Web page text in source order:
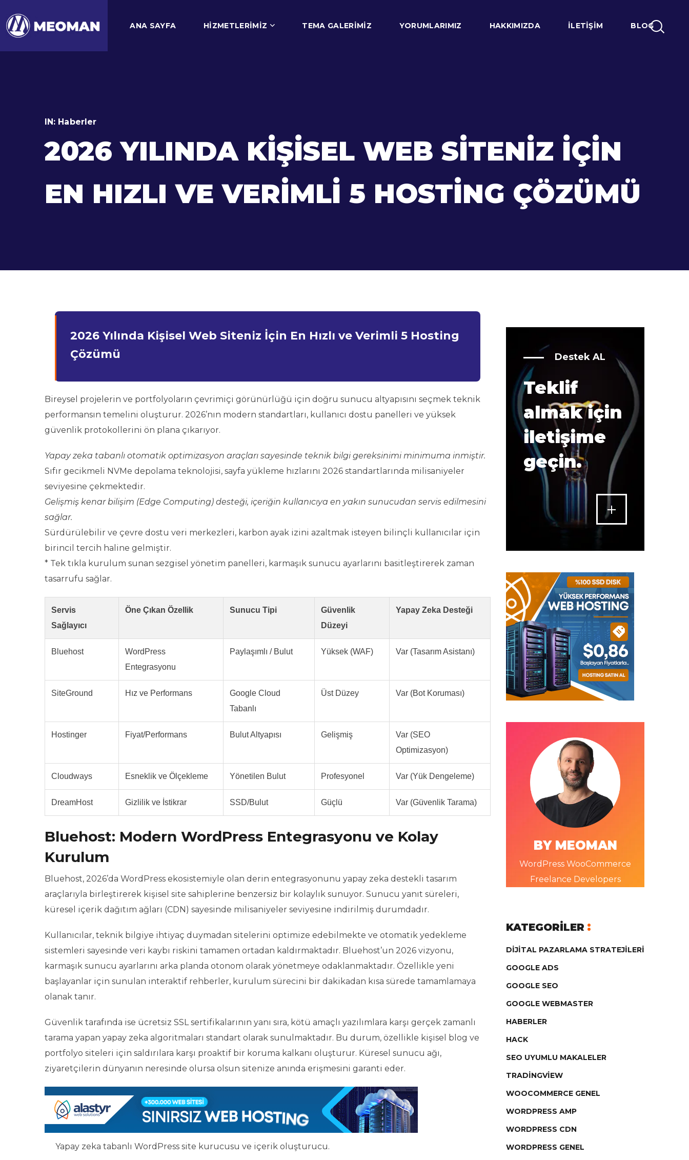
ANA SAYFA HIZMETLERIMIZ TEMA GALERIMIZ YORUMLARIMIZ HAKKIMIZDA İLETIŞIM BLOG
IN: Haberler
2026 YILINDA KIŞISEL WEB SITENIZ İÇIN
EN HIZLI VE VERIMLI 5 HOSTING ÇÖZÜMÜ
2026 Yılında Kişisel Web Siteniz İçin En Hızlı ve Verimli 5 Hosting
Çözümü
Bireysel projelerin ve portfolyoların çevrimiçi görünürlüğü için doğru sunucu altyapısını seçmek teknik
performansın temelini oluşturur. 2026’nın modern standartları, kullanıcı dostu panelleri ve yüksek
güvenlik protokollerini ön plana çıkarıyor.
Yapay zeka tabanlı otomatik optimizasyon araçları sayesinde teknik bilgi gereksinimi minimuma inmiştir.
Sıfır gecikmeli NVMe depolama teknolojisi, sayfa yükleme hızlarını 2026 standartlarında milisaniyeler
seviyesine çekmektedir.
Gelişmiş kenar bilişim (Edge Computing) desteği, içeriğin kullanıcıya en yakın sunucudan servis edilmesini
sağlar.
Sürdürülebilir ve çevre dostu veri merkezleri, karbon ayak izini azaltmak isteyen bilinçli kullanıcılar için
birincil tercih haline gelmiştir.
* Tek tıkla kurulum sunan sezgisel yönetim panelleri, karmaşık sunucu ayarlarını basitleştirerek zaman
tasarrufu sağlar.
Servis
Sağlayıcı
Öne Çıkan Özellik Sunucu Tipi
Güvenlik
Düzeyi
Yapay Zeka Desteği
Bluehost
WordPress
Entegrasyonu
Paylaşımlı / Bulut Yüksek (WAF) Var (Tasarım Asistanı)
SiteGround Hız ve Performans
Google Cloud
Tabanlı
Üst Düzey Var (Bot Koruması)
Hostinger Fiyat/Performans Bulut Altyapısı Gelişmiş
Var (SEO
Optimizasyon)
Cloudways Esneklik ve Ölçekleme Yönetilen Bulut Profesyonel Var (Yük Dengeleme)
DreamHost Gizlilik ve İstikrar SSD/Bulut Güçlü Var (Güvenlik Tarama)
Bluehost: Modern WordPress Entegrasyonu ve Kolay
Kurulum
Bluehost, 2026’da WordPress ekosistemiyle olan derin entegrasyonunu yapay zeka destekli tasarım
araçlarıyla birleştirerek kişisel site sahiplerine benzersiz bir kolaylık sunuyor. Sunucu yanıt süreleri,
küresel içerik dağıtım ağları (CDN) sayesinde milisaniyeler seviyesine indirilmiş durumdadır.
Kullanıcılar, teknik bilgiye ihtiyaç duymadan sitelerini optimize edebilmekte ve otomatik yedekleme
sistemleri sayesinde veri kaybı riskini tamamen ortadan kaldırmaktadır. Bluehost’un 2026 vizyonu,
karmaşık sunucu ayarlarını arka planda otonom olarak yönetmeye odaklanmaktadır. Özellikle yeni
başlayanlar için sunulan interaktif rehberler, kurulum sürecini bir dakikadan kısa sürede tamamlamaya
olanak tanır.
Güvenlik tarafında ise ücretsiz SSL sertifikalarının yanı sıra, kötü amaçlı yazılımlara karşı gerçek zamanlı
tarama yapan yapay zeka algoritmaları standart olarak sunulmaktadır. Bu durum, özellikle kişisel blog ve
portfolyo siteleri için saldırılara karşı proaktif bir koruma kalkanı oluşturur. Küresel sunucu ağı,
ziyaretçilerin dünyanın neresinde olursa olsun sitenize anında erişmesini garanti eder.
Yapay zeka tabanlı WordPress site kurucusu ve içerik oluşturucu.
Destek AL
Teklif
almak için
iletişime
geçin.
BY MEOMAN
WordPress WooCommerce
Freelance Developers
KATEGORILER
DIJITAL PAZARLAMA STRATEJILERI
GOOGLE ADS
GOOGLE SEO
GOOGLE WEBMASTER
HABERLER
HACK
SEO UYUMLU MAKALELER
TRADINGVIEW
WOOCOMMERCE GENEL
WORDPRESS AMP
WORDPRESS CDN
WORDPRESS GENEL